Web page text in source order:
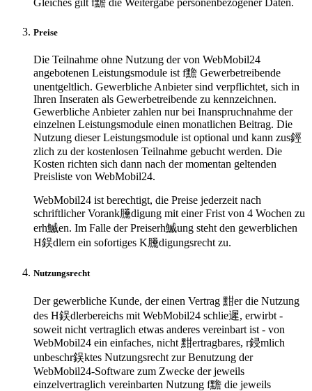
Gleiches gilt f黵 die Weitergabe personenbezogener Daten.
Preise
Die Teilnahme ohne Nutzung der von WebMobil24
angebotenen Leistungsmodule ist f黵 Gewerbetreibende
unentgeltlich. Gewerbliche Anbieter sind verpflichtet, sich in
Ihren Inseraten als Gewerbetreibende zu kennzeichnen.
Gewerbliche Anbieter zahlen nur bei Inanspruchnahme der
einzelnen Leistungsmodule einen monatlichen Beitrag. Die
Nutzung dieser Leistungsmodule ist optional und kann zus鋞
zlich zu der kostenlosen Teilnahme gebucht werden. Die
Kosten richten sich dann nach der momentan geltenden
Preisliste von WebMobil24.
WebMobil24 ist berechtigt, die Preise jederzeit nach
schriftlicher Vorank黱digung mit einer Frist von 4 Wochen zu
erh鰄en. Im Falle der Preiserh鰄ung steht den gewerblichen
H鋘dlern ein sofortiges K黱digungsrecht zu.
Nutzungsrecht
Der gewerbliche Kunde, der einen Vertrag 黚er die Nutzung
des H鋘dlerbereichs mit WebMobil24 schlie遲, erwirbt -
soweit nicht vertraglich etwas anderes vereinbart ist - von
WebMobil24 ein einfaches, nicht 黚ertragbares, r鋟mlich
unbeschr鋘ktes Nutzungsrecht zur Benutzung der
WebMobil24-Software zum Zwecke der jeweils
einzelvertraglich vereinbarten Nutzung f黵 die jeweils